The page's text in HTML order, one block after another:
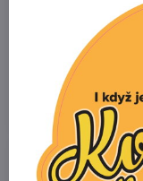
Biom Univerzál
500 g"
3 - 10
116 Kč
232 Kč/ kg